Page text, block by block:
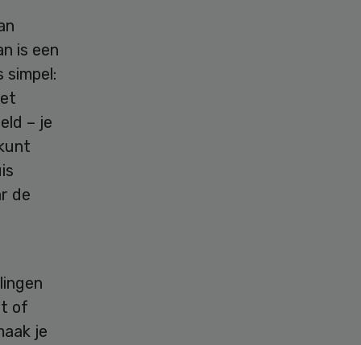
is een
– je
de
of
je